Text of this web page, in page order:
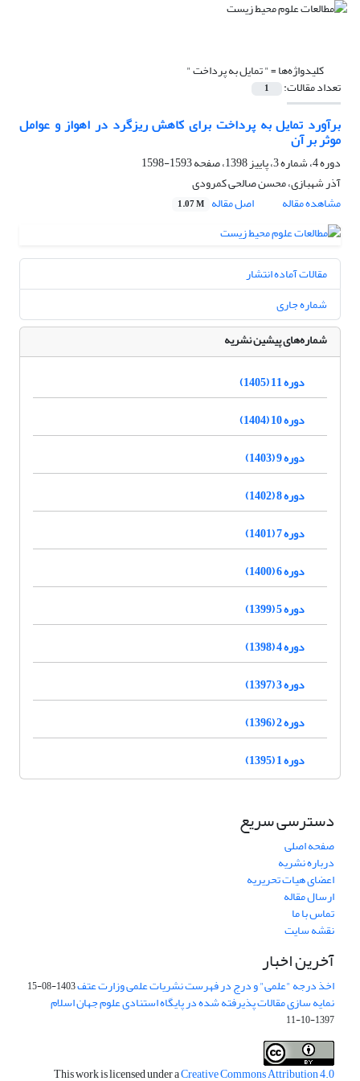
کلیدواژه‌ها =" تمایل به پرداخت "
تعداد مقالات: 1
برآورد تمایل به پرداخت برای کاهش ریزگرد در اهواز و عوامل
موثر بر آن
دوره 4، شماره 3، پاییز 1398، صفحه
1593-1598
آذر شهبازی، محسن صالحی کمرودی
مشاهده مقاله
اصل مقاله 1.07 M
مقالات آماده انتشار
شماره جاری
شماره‌های پیشین نشریه
دوره 11 (1405)
دوره 10 (1404)
دوره 9 (1403)
دوره 8 (1402)
دوره 7 (1401)
دوره 6 (1400)
دوره 5 (1399)
دوره 4 (1398)
دوره 3 (1397)
دوره 2 (1396)
دوره 1 (1395)
دسترسی سریع
صفحه اصلی
درباره نشریه
اعضای هیات تحریریه
ارسال مقاله
تماس با ما
نقشه سایت
آخرین اخبار
اخذ درجه "علمی" و درج در فهرست نشریات علمی وزارت عتف1403-08-15
نمایه سازی مقالات پذیرفته شده در پایگاه استنادی علوم جهان اسلام
1397-10-11
This work is licensed under aCreative Commons Attribution 4.0